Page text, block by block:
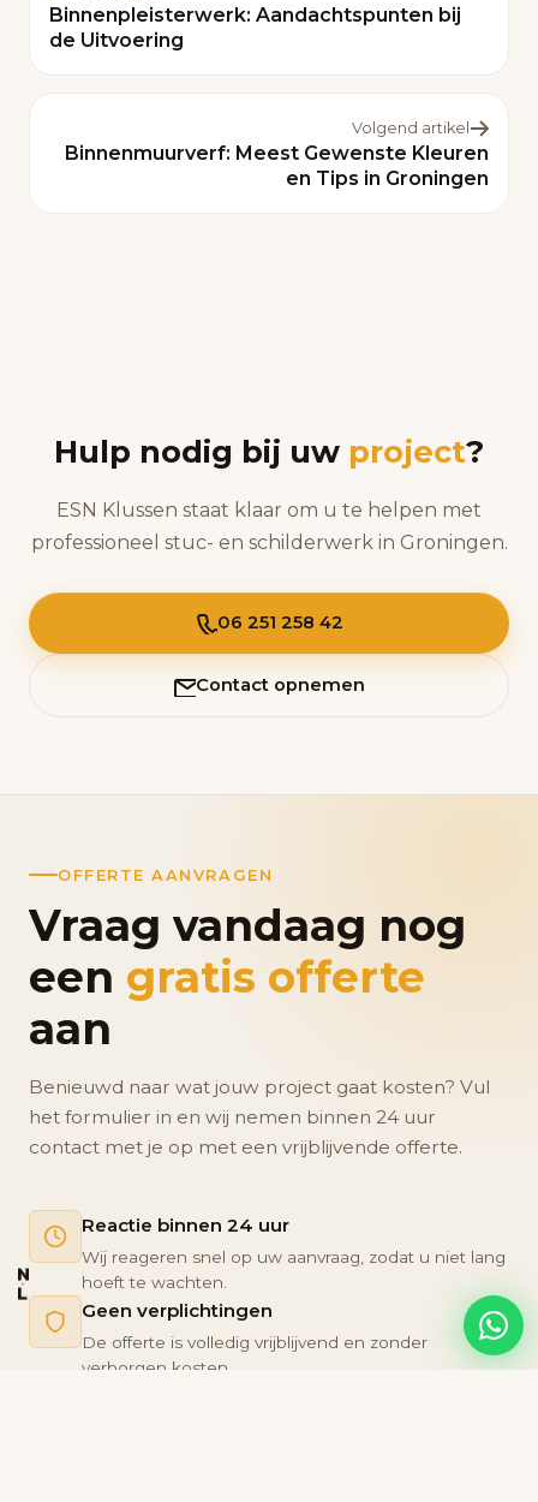
N
L
Binnenpleisterwerk: Aandachtspunten bij
de Uitvoering
Volgend artikel
Binnenmuurverf: Meest Gewenste Kleuren
en Tips in Groningen
Hulp nodig bij uw project?
ESN Klussen staat klaar om u te helpen met
professioneel stuc- en schilderwerk in Groningen.
06 251 258 42
Contact opnemen
OFFERTE AANVRAGEN
Vraag vandaag nog
een gratis offerte
aan
Benieuwd naar wat jouw project gaat kosten? Vul
het formulier in en wij nemen binnen 24 uur
contact met je op met een vrijblijvende offerte.
Reactie binnen 24 uur
Wij reageren snel op uw aanvraag, zodat u niet lang
hoeft te wachten.
Geen verplichtingen
De offerte is volledig vrijblijvend en zonder
verborgen kosten.